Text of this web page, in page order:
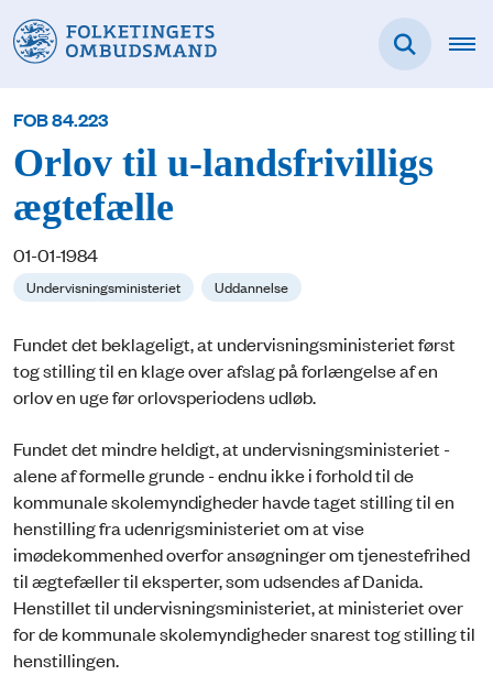
FOB 84.223
Orlov til u-landsfrivilligs
ægtefælle
01-01-1984
Undervisningsministeriet Uddannelse
Fundet det beklageligt, at undervisningsministeriet først
tog stilling til en klage over afslag på forlængelse af en
orlov en uge før orlovsperiodens udløb.
Fundet det mindre heldigt, at undervisningsministeriet -
alene af formelle grunde - endnu ikke i forhold til de
kommunale skolemyndigheder havde taget stilling til en
henstilling fra udenrigsministeriet om at vise
imødekommenhed overfor ansøgninger om tjenestefrihed
til ægtefæller til eksperter, som udsendes af Danida.
Henstillet til undervisningsministeriet, at ministeriet over
for de kommunale skolemyndigheder snarest tog stilling til
henstillingen.